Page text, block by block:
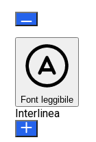
Font leggibile
Interlinea